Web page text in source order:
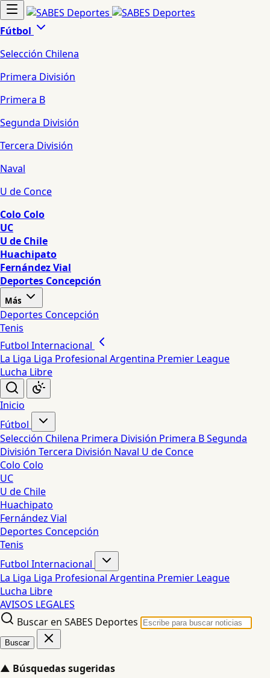
Fútbol
Selección Chilena
Primera División
Primera B
Segunda División
Tercera División
Naval
U de Conce
Colo Colo
UC
U de Chile
Huachipato
Fernández Vial
Deportes Concepción
Más
Deportes Concepción
Tenis
Futbol Internacional
La Liga Liga Profesional Argentina Premier League
Lucha Libre
Inicio
Fútbol
Selección Chilena Primera División Primera BSegunda
División Tercera División Naval U de Conce
Colo Colo
UC
U de Chile
Huachipato
Fernández Vial
Deportes Concepción
Tenis
Futbol Internacional
La Liga Liga Profesional Argentina Premier League
Lucha Libre
AVISOS LEGALES
Buscar en SABES Deportes
Buscar
▲ Búsquedas sugeridas